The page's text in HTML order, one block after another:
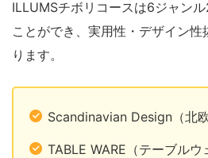
ILLUMSチボリコースは6ジャン
ことができ、実用性・デザイン
ります。
Scandinavian Design（北欧
TABLE WARE（テーブルウ